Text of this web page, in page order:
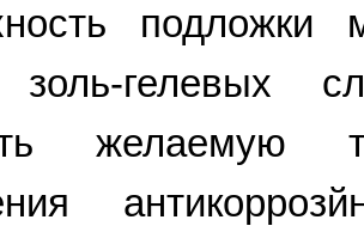
золь-гелевых
желаемую